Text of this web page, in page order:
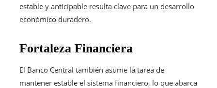
estable y anticipable resulta clave para un desarrollo
económico duradero.
Fortaleza Financiera
El Banco Central también asume la tarea de
mantener estable el sistema financiero, lo que abarca